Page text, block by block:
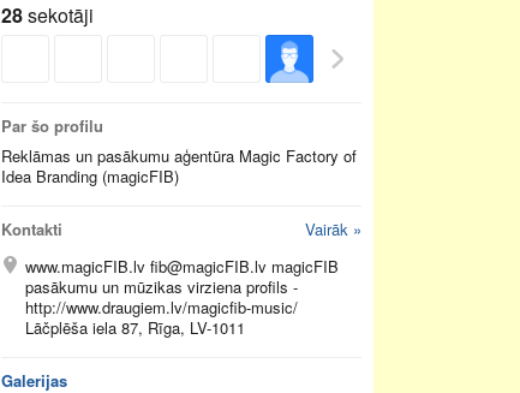
28sekotāji
Par šo profilu
Reklāmas un pasākumu aģentūra Magic Factory of
Idea Branding (magicFIB)
Kontakti
Vairāk »
www.magicFIB.lv fib@magicFIB.lv magicFIB
pasākumu un mūzikas virziena profils -
http://www.draugiem.lv/magicfib-music/
Lāčplēša iela 87, Rīga, LV-1011
Galerijas